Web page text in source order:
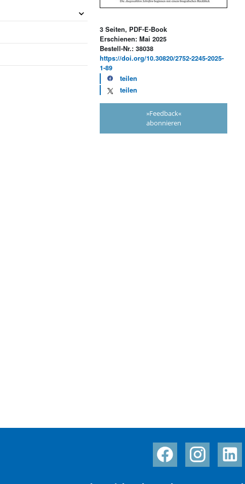
3 Seiten, PDF-E-Book
Erschienen: Mai 2025
Bestell-Nr.: 38038
https://doi.org/10.30820/2752-2245-2025-
1-89
teilen
teilen
»Feedback«
abonnieren